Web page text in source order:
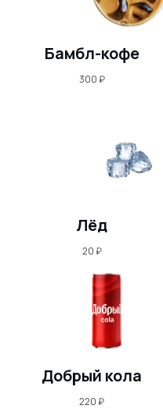
Бамбл-кофе
300 ₽
Лёд
20 ₽
Добрый кола
220 ₽